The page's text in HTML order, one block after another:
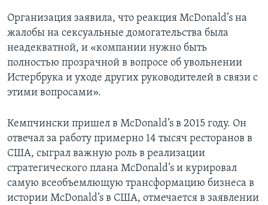
Организация заявила, что реакция McDonald’s на
жалобы на сексуальные домогательства была
неадекватной, и «компании нужно быть
полностью прозрачной в вопросе об увольнении
Истербрука и уходе других руководителей в связи с
этими вопросами».
Кемпчински пришел в McDonald’s в 2015 году. Он
отвечал за работу примерно 14 тысяч ресторанов в
США, сыграл важную роль в реализации
стратегического плана McDonald’s и курировал
самую всеобъемлющую трансформацию бизнеса в
истории McDonald’s в США, отмечается в заявлении